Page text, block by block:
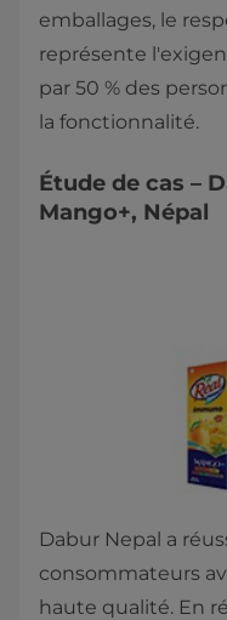
emballages, le
représente
par 50 % des
la fonctionnalité.
Étude de cas –
Mango+, Népal
Dabur Nepal a
consommateurs
haute qualité. En